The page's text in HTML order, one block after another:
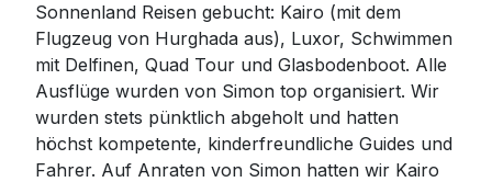
Sonnenland Reisen gebucht: Kairo (mit dem
Flugzeug von Hurghada aus), Luxor, Schwimmen
mit Delfinen, Quad Tour und Glasbodenboot. Alle
Ausflüge wurden von Simon top organisiert. Wir
wurden stets pünktlich abgeholt und hatten
höchst kompetente, kinderfreundliche Guides und
Fahrer. Auf Anraten von Simon hatten wir Kairo